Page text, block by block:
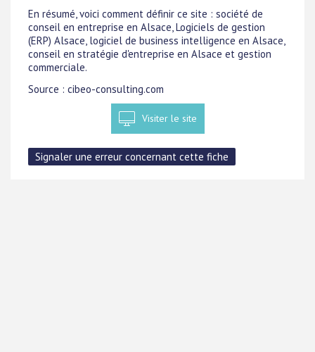
En résumé, voici comment définir ce site : société de
conseil en entreprise en Alsace, Logiciels de gestion
(ERP) Alsace, logiciel de business intelligence en Alsace,
conseil en stratégie d'entreprise en Alsace et gestion
commerciale.
Source : cibeo-consulting.com
Visiter le site